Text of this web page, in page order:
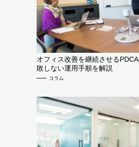
オフィス改善を継続させる
敗しない運用手順を解説
コラム